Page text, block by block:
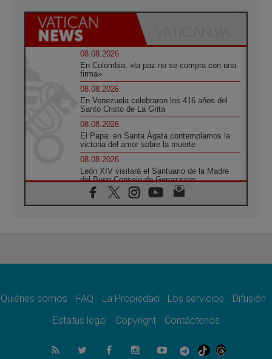
08.08.2026
En Colombia, «la paz no se compra con una
firma»
08.08.2026
En Venezuela celebraron los 416 años del
Santo Cristo de La Grita
08.08.2026
El Papa: en Santa Ágata contemplamos la
victoria del amor sobre la muerte
08.08.2026
León XIV visitará el Santuario de la Madre
del Buen Consejo de Genazzano
07.08.2026
Filipinas: el Vicariato Apostólico de Calapán
07.08.2026
07.08.2026
muertos en 300 días
Tagle: La guerra desfigura el mundo, solo la
revelación de Dios lo transfigura
Quiénes somos FAQ La Propiedad Los servicios
Difusión
Estatus legal
Copyright Contáctenos